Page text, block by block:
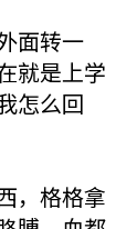
面转一
就是上学
怎么回
，格格拿